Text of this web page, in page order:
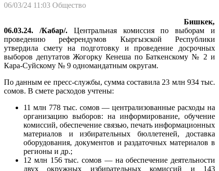
06/03/24 11:03 Общество
Бишкек,
06.03.24. /Кабар/.Центральная комиссия по выборам и
проведению референдумов Кыргызской Республики
утвердила смету на подготовку и проведение досрочных
выборов депутатов Жогорку Кенеша по Баткенскому № 2 и
Кара-Суйскому № 9 одномандатным округам.
По данным ее пресс-службы, сумма составила 23 млн 934 тыс.
сомов. В смете расходов учтены:
11 млн 778 тыс. сомов — централизованные расходы на
организацию выборов: на информирование, обучение
комиссий, обеспечение связью, печать информационных
материалов и избирательных бюллетеней, доставка
оборудования, документов и раздаточных материалов в
регионы и др.;
12 млн 156 тыс. сомов — на обеспечение деятельности
двух окружных избирательных комиссий и 143